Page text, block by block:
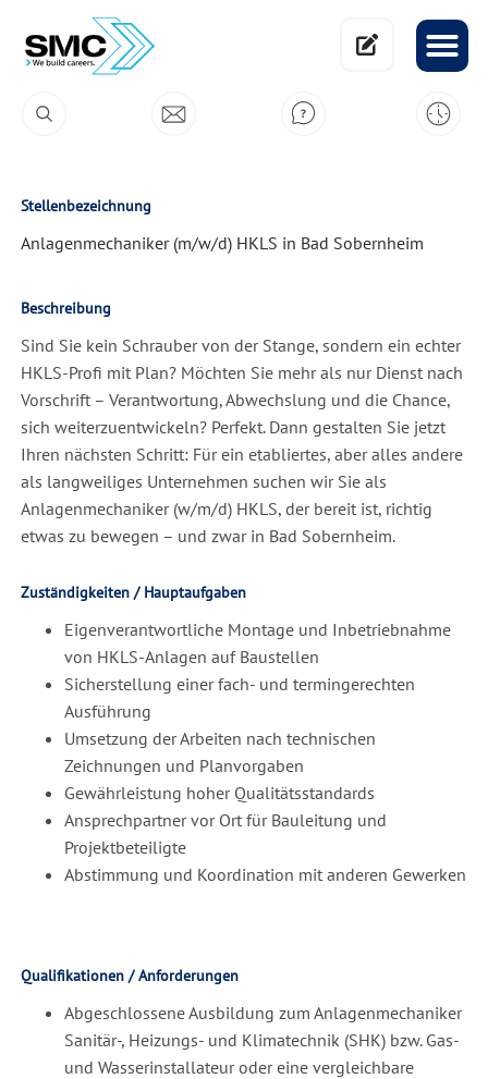
Stellenbezeichnung
Anlagenmechaniker (m/w/d) HKLS in Bad Sobernheim
Beschreibung
Sind Sie kein Schrauber von der Stange, sondern ein echter
HKLS-Profi mit Plan? Möchten Sie mehr als nur Dienst nach
Vorschrift – Verantwortung, Abwechslung und die Chance,
sich weiterzuentwickeln? Perfekt. Dann gestalten Sie jetzt
Ihren nächsten Schritt: Für ein etabliertes, aber alles andere
als langweiliges Unternehmen suchen wir Sie als
Anlagenmechaniker (w/m/d) HKLS, der bereit ist, richtig
etwas zu bewegen – und zwar in Bad Sobernheim.
Zuständigkeiten / Hauptaufgaben
Eigenverantwortliche Montage und Inbetriebnahme
von HKLS-Anlagen auf Baustellen
Sicherstellung einer fach- und termingerechten
Ausführung
Umsetzung der Arbeiten nach technischen
Zeichnungen und Planvorgaben
Gewährleistung hoher Qualitätsstandards
Ansprechpartner vor Ort für Bauleitung und
Projektbeteiligte
Abstimmung und Koordination mit anderen Gewerken
Qualifikationen / Anforderungen
Abgeschlossene Ausbildung zum Anlagenmechaniker
Sanitär-, Heizungs- und Klimatechnik (SHK) bzw. Gas-
und Wasserinstallateur oder eine vergleichbare